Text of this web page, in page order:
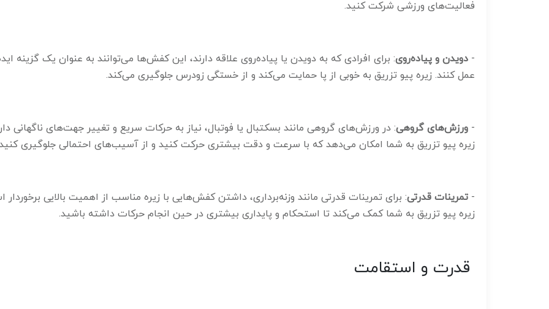
فعالیت‌های ورزشی شرکت کنید.
- دویدن و پیاده‌روی: برای افرادی که به دویدن یا پیاده‌روی علاقه دارند، این کفش‌ها می‌توانند به عنوان یک گزینه
عمل کنند. زیره پیو تزریق به خوبی از پا حمایت می‌کند و از خستگی زودرس جلوگیری می‌کند.
- ورزش‌های گروهی: در ورزش‌های گروهی مانند بسکتبال یا فوتبال، نیاز به حرکات سریع و تغییر جهت‌های ناگهانی
زیره پیو تزریق به شما امکان می‌دهد که با سرعت و دقت بیشتری حرکت کنید و از آسیب‌های احتمالی جلوگیری
- تمرینات قدرتی: برای تمرینات قدرتی مانند وزنه‌برداری، داشتن کفش‌هایی با زیره مناسب از اهمیت بالایی
زیره پیو تزریق به شما کمک می‌کند تا استحکام و پایداری بیشتری در حین انجام حرکات داشته باشید.
قدرت و استقامت